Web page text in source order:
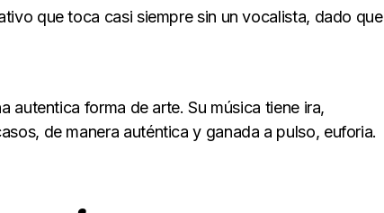
que toca casi siempre sin un vocalista, dado que
autentica forma de arte. Su música tiene ira,
de manera auténtica y ganada a pulso, euforia.